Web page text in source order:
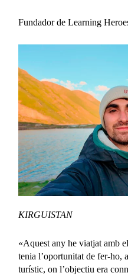
Fundador de Learning
KIRGUISTAN
«Aquest any he viatjat amb
tenia l’oportunitat de fer-ho,
turístic, on l’objectiu era